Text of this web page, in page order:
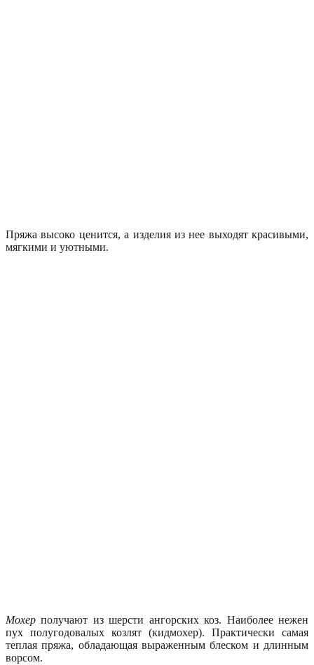
Пряжа высоко ценится, а изделия из нее выходят красивыми,
мягкими и уютными.
Мохер получают из шерсти ангорских коз. Наиболее нежен
пух полугодовалых козлят (кидмохер). Практически самая
теплая пряжа, обладающая выраженным блеском и длинным
ворсом.